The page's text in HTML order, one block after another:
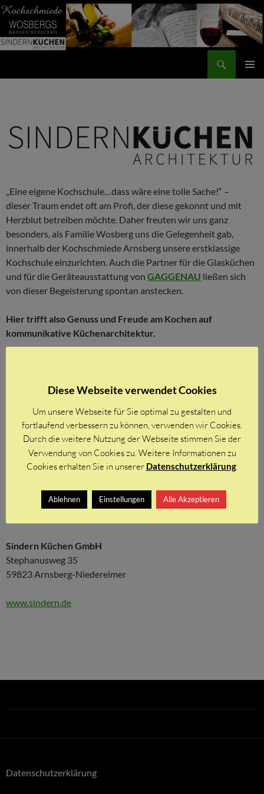
Zum
Inhalt
springen
„Eine eigene Kochschule…dass wäre eine tolle Sache!“ –
dieser Traum endet oft am Profi, der diese gekonnt und mit
Herzblut betreiben möchte. Daher freuten wir uns ganz
besonders, als Familie Wosberg uns die Gelegenheit gab,
innerhalb der Kochschmiede Arnsberg unsere erstklassige
Kochschule einzurichten. Auch die Partner für die Glasküchen
und für die Geräteausstattung von GAGGENAU ließen sich
von dieser Begeisterung spontan anstecken.
Hier trifft also Genuss und Freude am Kochen auf
kommunikative Küchenarchitektur.
dünnes Sicherheitsglas aus der Industrie eingesetzt, dass
wurde auch als Schwadenfangraum der beiden Sindern-Essen
verwendet und zur Verblüffung der ersten Besucher von innen
mit LED-Licht beleuchtet. Am besten schauen Sie mal herein
und buchen gleich ihren Lieblingskochkurs.
Wenn Sie nun auch Lust auf einzigartige Küchenideen
bekommen haben, freuen wir uns über Ihren Besuch in
Sindern Küchen GmbH
Stephanusweg 35
59823 Arnsberg-Niedereimer
www.sindern.de
Datenschutzerklärung
Diese Webseite verwendet Cookies
Um unsere Webseite für Sie optimal zu gestalten und
fortlaufend verbessern zu können, verwenden wir Cookies.
Durch die weitere Nutzung der Webseite stimmen Sie der
Verwendung von Cookies zu. Weitere Informationen zu
Cookies erhalten Sie in unserer Datenschutzerklärung.
Ablehnen Einstellungen Alle Akzeptieren